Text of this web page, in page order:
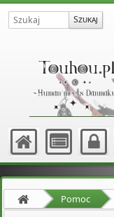
Pomoc